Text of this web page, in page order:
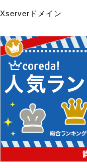
Xserverドメイン